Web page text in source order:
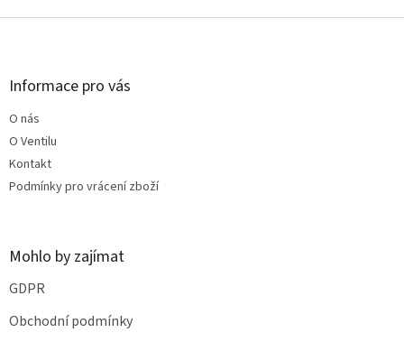
Z
Informace pro vás
O nás
O Ventilu
Kontakt
Podmínky pro vrácení zboží
Mohlo by zajímat
GDPR
Obchodní podmínky